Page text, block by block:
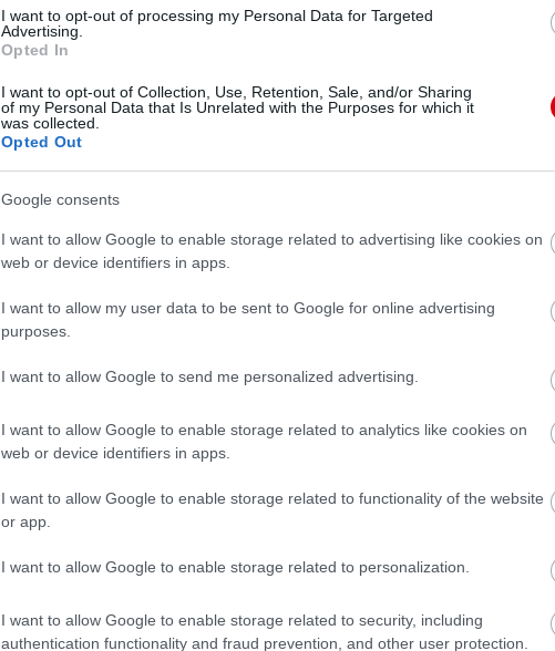
I want to opt-out of processing my Personal Data for Targeted
Advertising.
Opted In
I want to opt-out of Collection, Use, Retention, Sale, and/or Sharing
of my Personal Data that Is Unrelated with the Purposes for which it
was collected.
Opted Out
Google consents
I want to allow Google to enable storage related to advertising like cookies on
web or device identifiers in apps.
I want to allow my user data to be sent to Google for online advertising
purposes.
I want to allow Google to send me personalized advertising.
I want to allow Google to enable storage related to analytics like cookies on
web or device identifiers in apps.
I want to allow Google to enable storage related to functionality of the website
or app.
I want to allow Google to enable storage related to personalization.
I want to allow Google to enable storage related to security, including
authentication functionality and fraud prevention, and other user protection.